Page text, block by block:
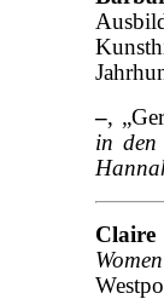
–,
in den
Claire